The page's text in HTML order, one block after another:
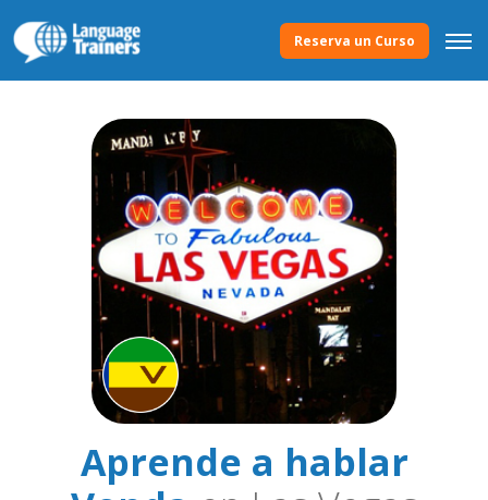
Reserva un Curso
Aprende a hablar